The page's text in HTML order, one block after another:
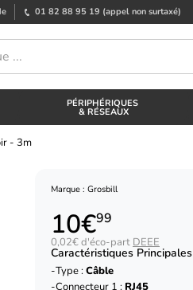
01 82 88 95 19 (appel non surtaxé)
PÉRIPHÉRIQUES
& RÉSEAUX
- 3m
Marque : Grosbill
10€99
0,02€ d'éco-part DEEE
Caractéristiques Principales
Type :Câble
Connecteur 1 : RJ45